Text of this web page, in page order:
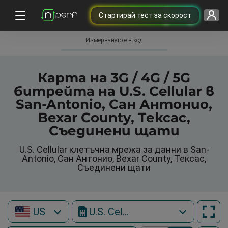
Cтартирай тест за скорост
Измерването е в ход
Карта на 3G / 4G / 5G
битрейта на U.S. Cellular в
San-Antonio, Сан Антонио,
Bexar County, Тексас,
Съединени щати
U.S. Cellular клетъчна мрежа за данни в San-
Antonio, Сан Антонио, Bexar County, Тексас,
Съединени щати
US U.S. Cellular